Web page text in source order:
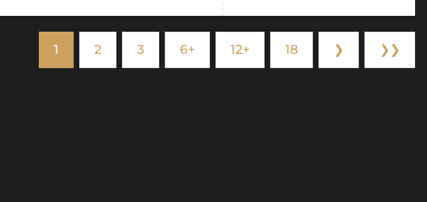
1 2 3 6+ 12+ 18 ❯ ❯❯